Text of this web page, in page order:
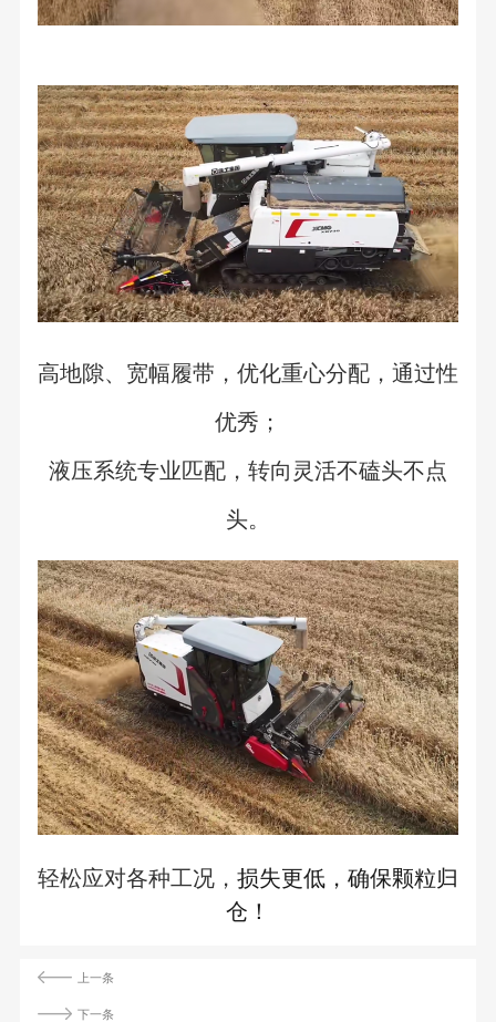
高地隙、宽幅履带，优化重心分配，通过性
优秀；
液压系统专业匹配，转向灵活不磕头不点
头。
轻松应对各种工况， 损失更低，确保颗粒归
仓！
上一条
下一条